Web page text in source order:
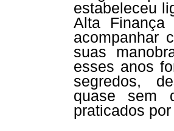
estabeleceu
Alta Finança
acompanhar
suas
esses anos
segredos,
quase sem
praticados